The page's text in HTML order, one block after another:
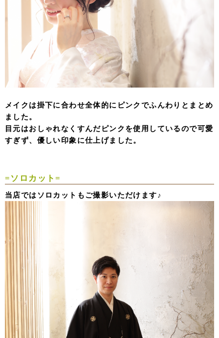
メイクは掛下に合わせ全体的にピンクでふんわりとまとめ
ました。
目元はおしゃれなくすんだピンクを使用しているので可愛
すぎず、優しい印象に仕上げました。
=ソロカット=
当店ではソロカットもご撮影いただけます♪